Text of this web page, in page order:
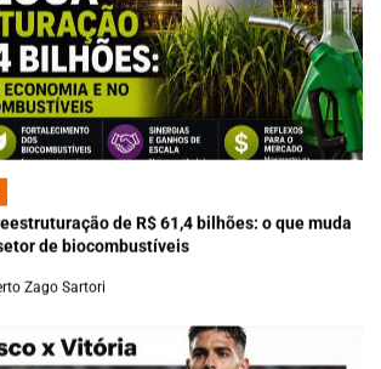
de R$ 61,4 bilhões: o que muda
de biocombustíveis
Zago Sartori